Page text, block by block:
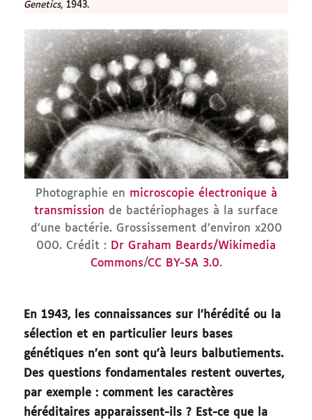
Genetics, 1943.
Photographie en microscopie électronique à
transmission de bactériophages à la surface
d’une bactérie. Grossissement d’environ x200
000. Crédit : Dr Graham Beards/Wikimedia
Commons/CC BY-SA 3.0.
En 1943, les connaissances sur l’hérédité ou la
sélection et en particulier leurs bases
génétiques n’en sont qu’à leurs balbutiements.
Des questions fondamentales restent ouvertes,
par exemple : comment les caractères
héréditaires apparaissent-ils ? Est-ce que la